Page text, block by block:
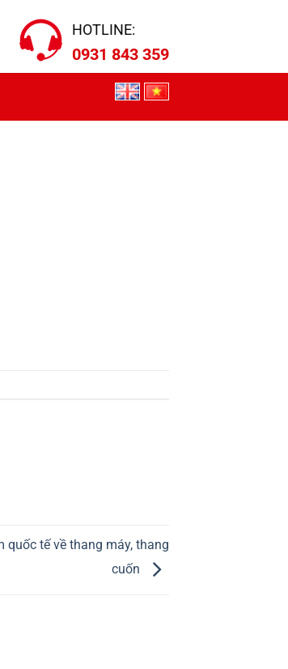
HOTLINE:
0931 843 359
quốc tế về thang máy, thang
cuốn